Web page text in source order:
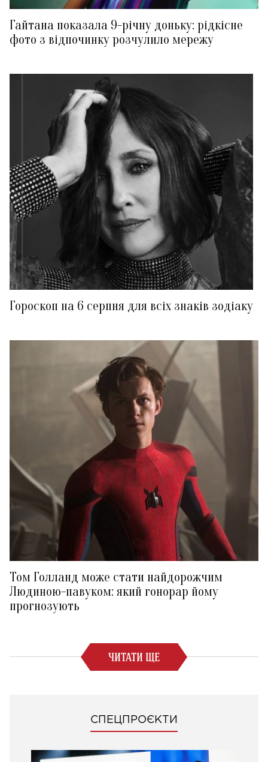
Гайтана показала 9-річну доньку: рідкісне
фото з відпочинку розчулило мережу
Гороскоп на 6 серпня для всіх знаків зодіаку
Том Голланд може стати найдорожчим
Людиною-павуком: який гонорар йому
прогнозують
ЧИТАТИ ЩЕ
СПЕЦПРОЄКТИ